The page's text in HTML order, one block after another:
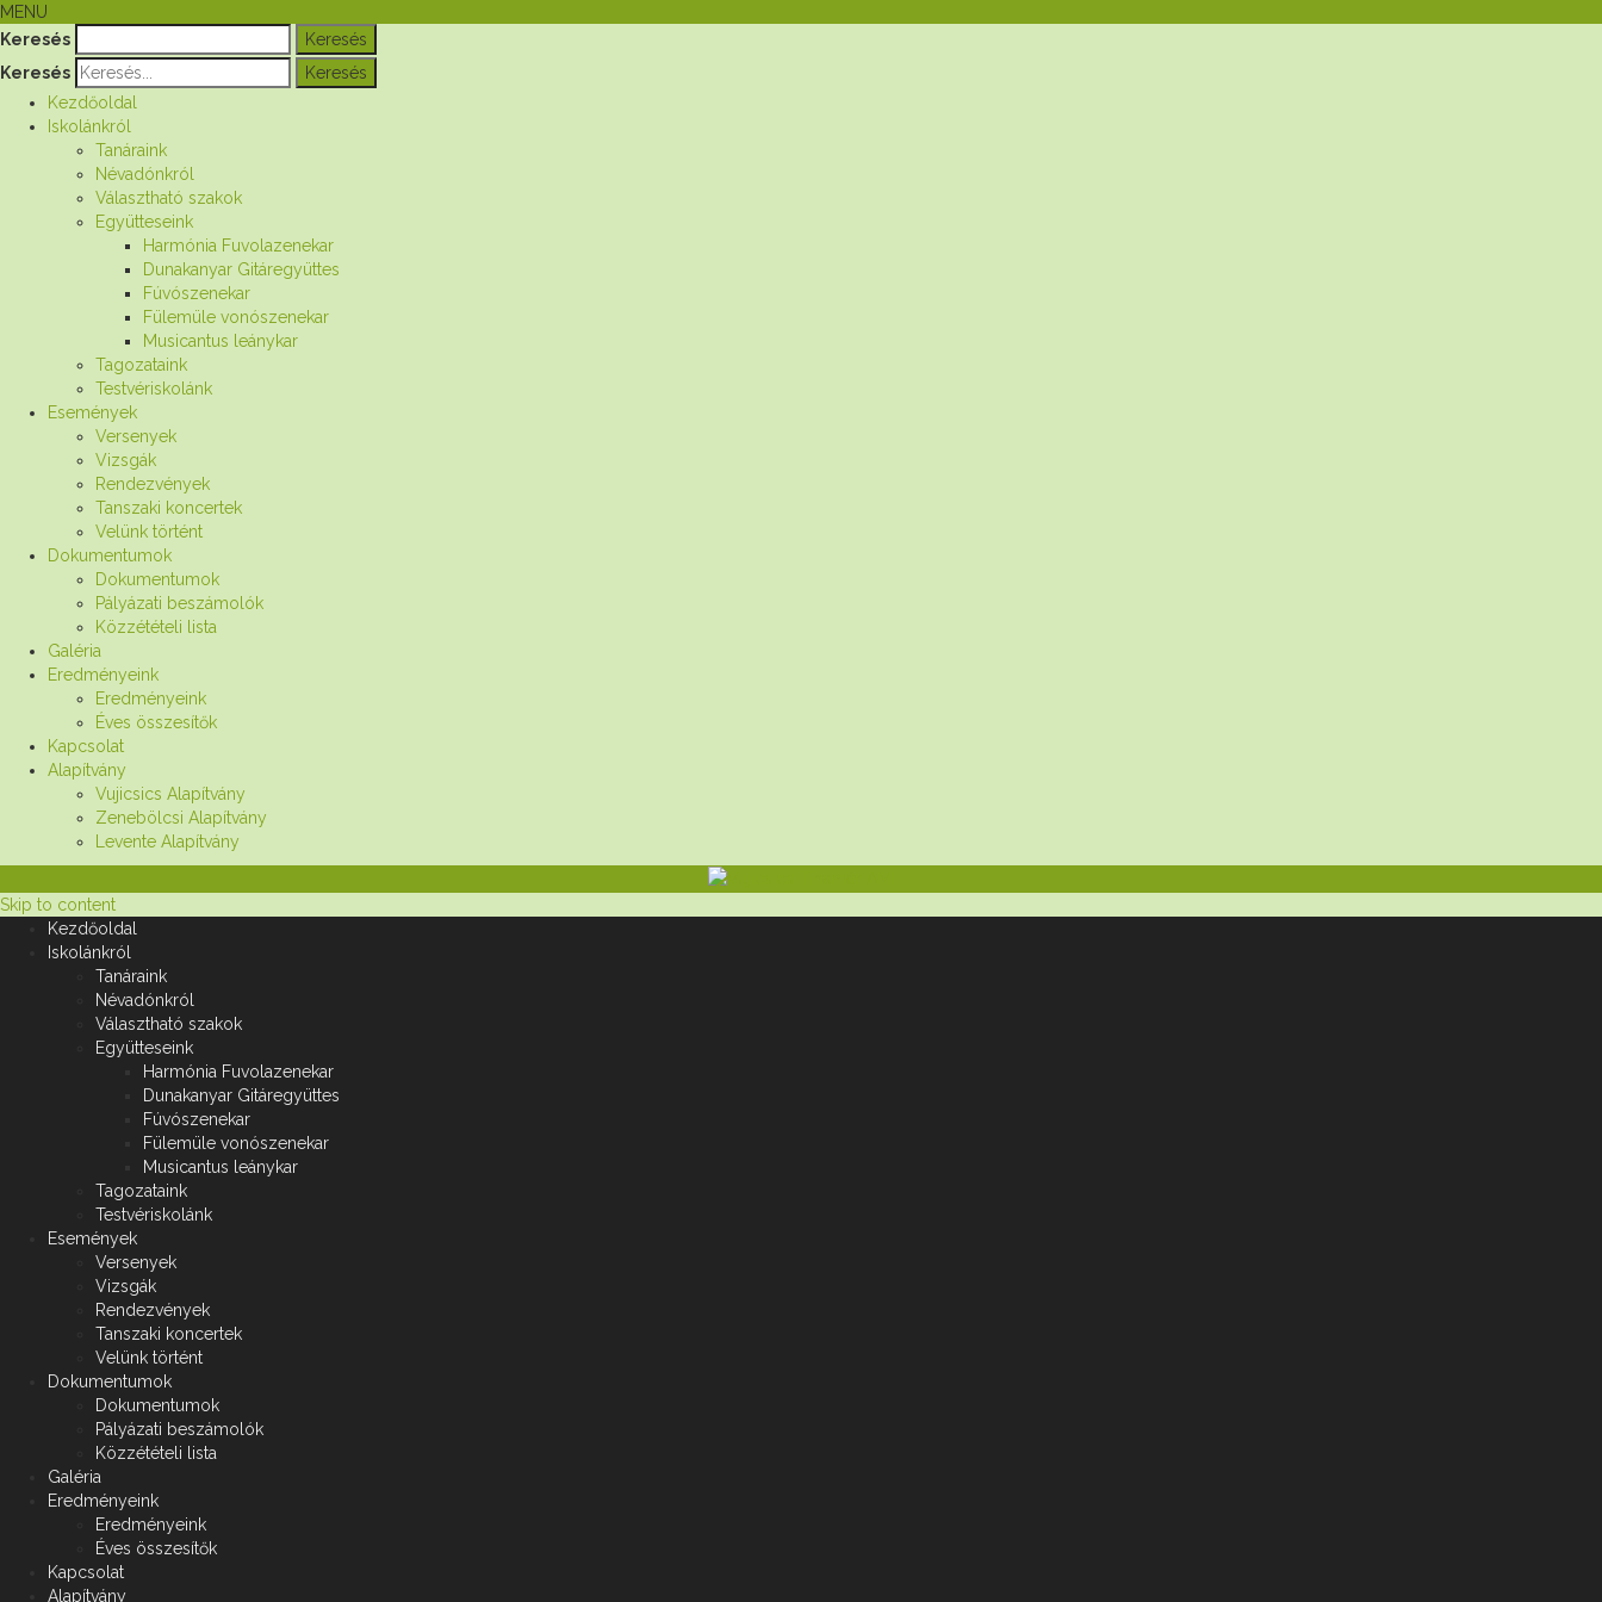
MENU
Keresés
Keresés
Kezdőoldal
Iskolánkról
Tanáraink
Névadónkról
Választható szakok
Együtteseink
Harmónia Fuvolazenekar
Dunakanyar Gitáregyüttes
Fúvószenekar
Fülemüle vonószenekar
Musicantus leánykar
Tagozataink
Testvériskolánk
Események
Versenyek
Vizsgák
Rendezvények
Tanszaki koncertek
Velünk történt
Dokumentumok
Dokumentumok
Pályázati beszámolók
Közzétételi lista
Galéria
Eredményeink
Eredményeink
Éves összesítők
Kapcsolat
Alapítvány
Vujicsics Alapítvány
Zenebölcsi Alapítvány
Levente Alapítvány
Skip to content
Kezdőoldal
Iskolánkról
Tanáraink
Névadónkról
Választható szakok
Együtteseink
Harmónia Fuvolazenekar
Dunakanyar Gitáregyüttes
Fúvószenekar
Fülemüle vonószenekar
Musicantus leánykar
Tagozataink
Testvériskolánk
Események
Versenyek
Vizsgák
Rendezvények
Tanszaki koncertek
Velünk történt
Dokumentumok
Dokumentumok
Pályázati beszámolók
Közzétételi lista
Galéria
Eredményeink
Eredményeink
Éves összesítők
Kapcsolat
Alapítvány